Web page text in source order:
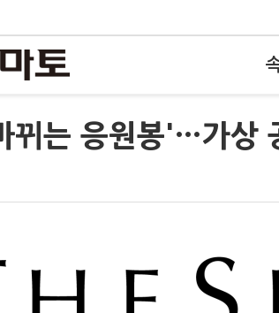
뀌는 응원봉'…가상